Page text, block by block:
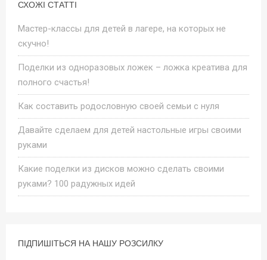
СХОЖІ СТАТТІ
Мастер-классы для детей в лагере, на которых не
скучно!
Поделки из одноразовых ложек – ложка креатива для
полного счастья!
Как составить родословную своей семьи с нуля
Давайте сделаем для детей настольные игры своими
руками
Какие поделки из дисков можно сделать своими
руками? 100 радужных идей
ПІДПИШІТЬСЯ НА НАШУ РОЗСИЛКУ